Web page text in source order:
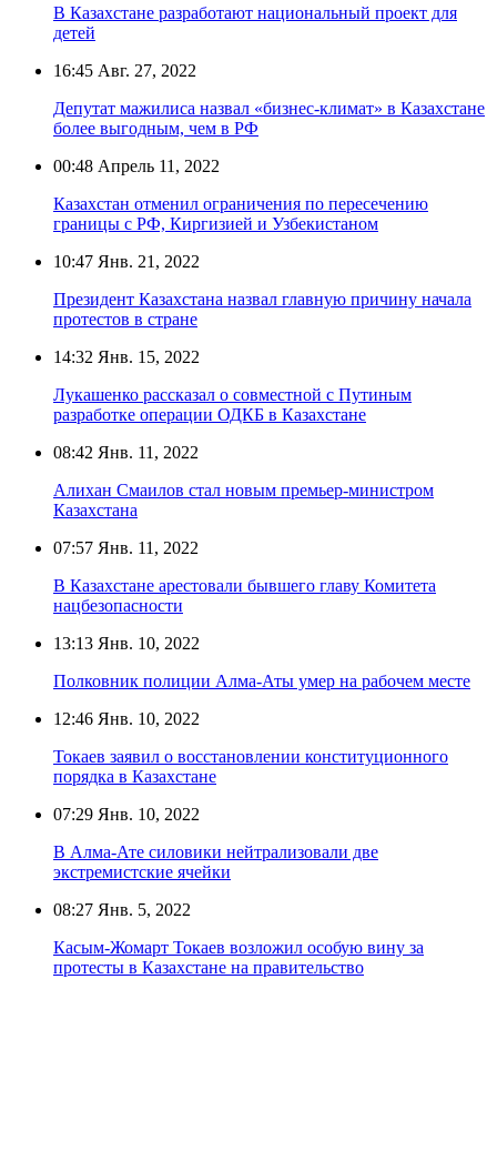
В Казахстане разработают национальный проект для
детей
16:45 Авг. 27, 2022
Депутат мажилиса назвал «бизнес-климат» в Казахстане
более выгодным, чем в РФ
00:48 Апрель 11, 2022
Казахстан отменил ограничения по пересечению
границы с РФ, Киргизией и Узбекистаном
10:47 Янв. 21, 2022
Президент Казахстана назвал главную причину начала
протестов в стране
14:32 Янв. 15, 2022
Лукашенко рассказал о совместной с Путиным
разработке операции ОДКБ в Казахстане
08:42 Янв. 11, 2022
Алихан Смаилов стал новым премьер-министром
Казахстана
07:57 Янв. 11, 2022
В Казахстане арестовали бывшего главу Комитета
нацбезопасности
13:13 Янв. 10, 2022
Полковник полиции Алма-Аты умер на рабочем месте
12:46 Янв. 10, 2022
Токаев заявил о восстановлении конституционного
порядка в Казахстане
07:29 Янв. 10, 2022
В Алма-Ате силовики нейтрализовали две
экстремистские ячейки
08:27 Янв. 5, 2022
Касым-Жомарт Токаев возложил особую вину за
протесты в Казахстане на правительство